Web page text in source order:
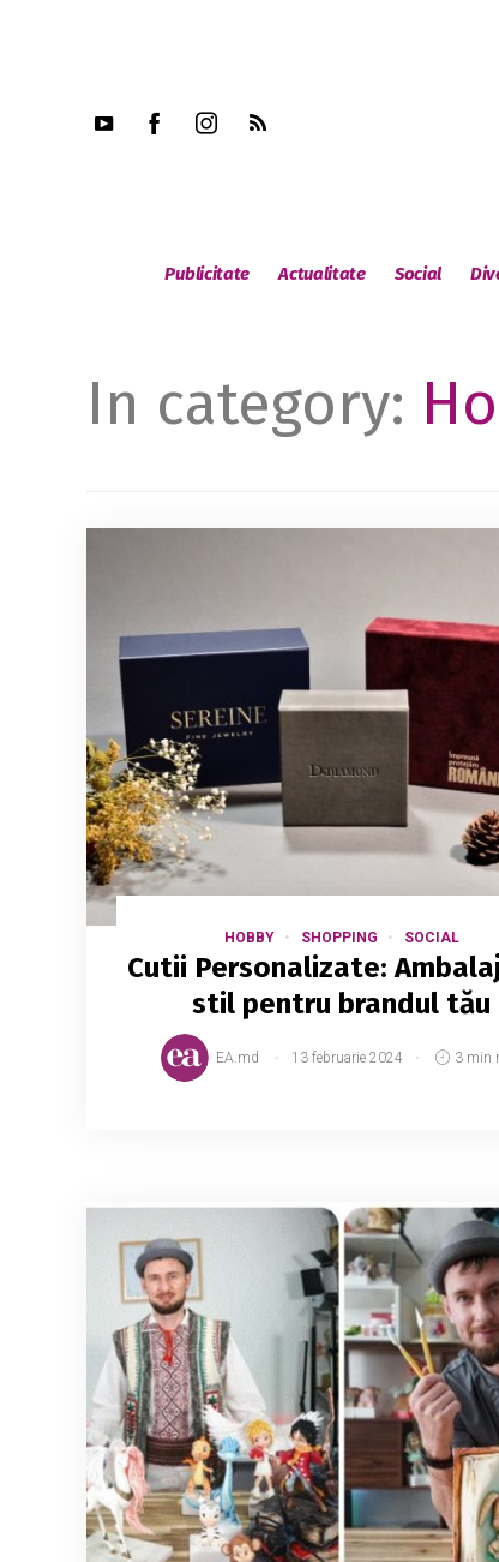
Publicitate Actualitate Social
In category:
HOBBY SHOPPING SOCIAL
Cutii Personalizate:
stil pentru brandul tău
EA.md 13 februarie 2024 3 min